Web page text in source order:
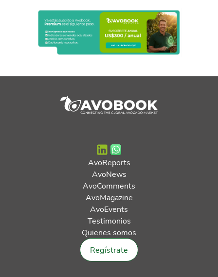
AvoReports
AvoNews
AvoComments
AvoMagazine
AvoEvents
Testimonios
Quienes somos
Regístrate